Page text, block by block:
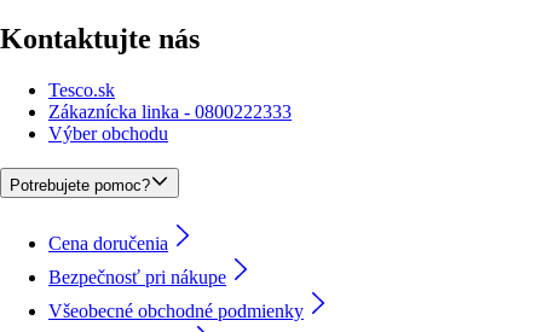
Kontaktujte nás
Tesco.sk
Zákaznícka linka - 0800222333
Výber obchodu
Potrebujete pomoc?
Cena doručenia
Bezpečnosť pri nákupe
Všeobecné obchodné podmienky